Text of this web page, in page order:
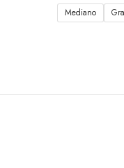
Mediano